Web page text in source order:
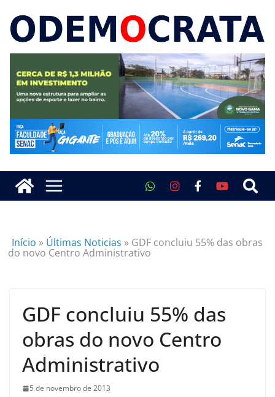
Início » Últimas Noticias » GDF concluiu 55% das obras
do novo Centro Administrativo
GDF concluiu 55% das
obras do novo Centro
Administrativo
5 de novembro de 2013